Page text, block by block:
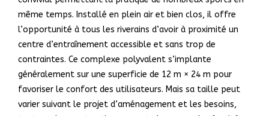
même temps. Installé en plein air et bien clos, il offre
l’opportunité à tous les riverains d’avoir à proximité un
centre d’entraînement accessible et sans trop de
contraintes. Ce complexe polyvalent s’implante
généralement sur une superficie de 12 m × 24 m pour
favoriser le confort des utilisateurs. Mais sa taille peut
varier suivant le projet d’aménagement et les besoins,